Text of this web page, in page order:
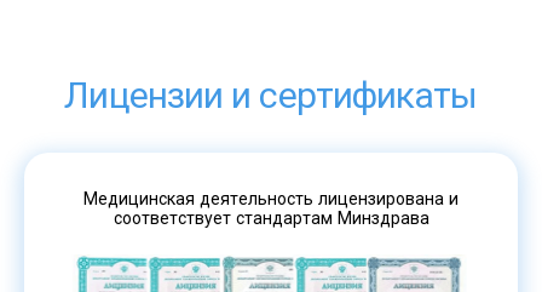
Лицензии и сертификаты
Медицинская деятельность лицензирована и
соответствует стандартам Минздрава